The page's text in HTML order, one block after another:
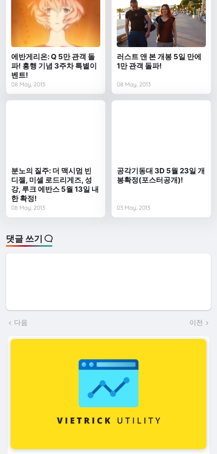
에반게리온: Q 5만 관객 돌
파! 흥행 기념 3주차 특별이
벤트!
08 May, 2013
러스트 앤 본 개봉 5일 만에
1만 관객 돌파!
08 May, 2013
분노의 질주: 더 맥시멈 빈
디젤, 미셀 로드리게즈, 성
강, 루크 에반스 5월 13일 내
한 확정!
08 May, 2013
공각기동대 3D 5월 23일 개
봉확정(포스터공개)!
03 May, 2013
댓글 쓰기
다음 이전